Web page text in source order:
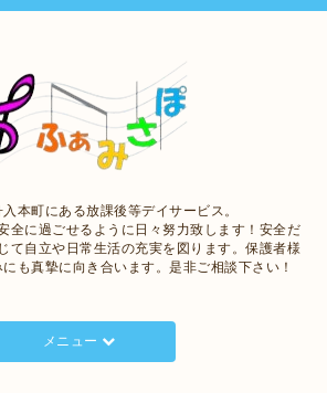
本町にある放課後等デイサービス。
全に過ごせるように日々努力致します！安全だ
て自立や日常生活の充実を図ります。保護者様
も真摯に向き合います。是非ご相談下さい！
メニュー